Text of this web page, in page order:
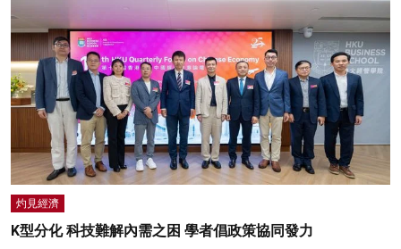
灼見經濟
K型分化 科技難解內需之困 學者倡政策協同發力